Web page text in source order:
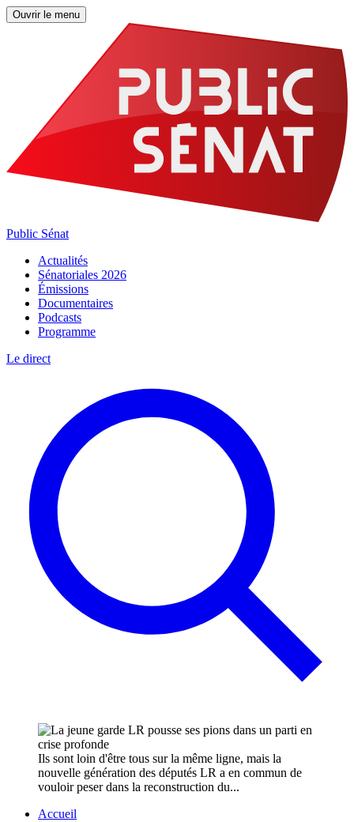
Ouvrir le menu
Public Sénat
Actualités
Sénatoriales 2026
Émissions
Documentaires
Podcasts
Programme
Le direct
Ils sont loin d'être tous sur la même ligne, mais la
nouvelle génération des députés LR a en commun de
vouloir peser dans la reconstruction du...
Accueil